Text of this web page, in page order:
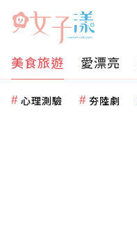
美食旅遊 愛漂亮
心理測驗 夯陸劇